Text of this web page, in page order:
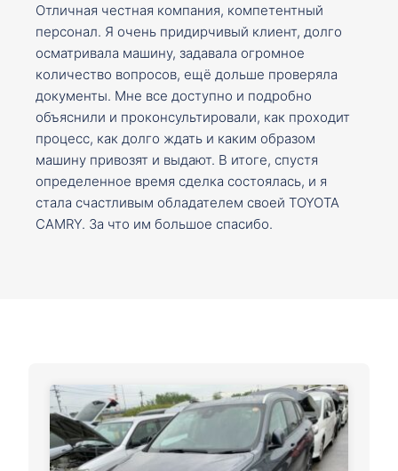
Отличная честная компания, компетентный
персонал. Я очень придирчивый клиент, долго
осматривала машину, задавала огромное
количество вопросов, ещё дольше проверяла
документы. Мне все доступно и подробно
объяснили и проконсультировали, как проходит
процесс, как долго ждать и каким образом
машину привозят и выдают. В итоге, спустя
определенное время сделка состоялась, и я
стала счастливым обладателем своей TOYOTA
CAMRY. За что им большое спасибо.